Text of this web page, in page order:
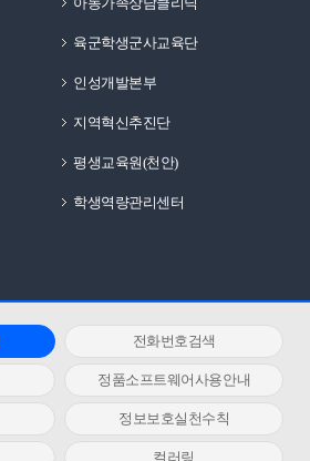
육군학생군사교육단
인성개발본부
지역혁신추진단
평생교육원(천안)
학생역량관리센터
전화번호검색
정품소프트웨어사용안내
정보보호실천수칙
컬러링